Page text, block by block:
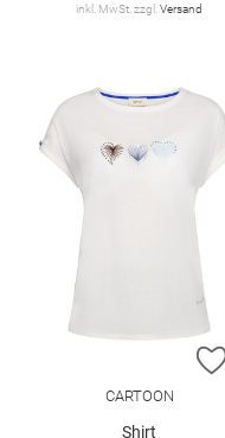
inkl. MwSt. zzgl. Versand
CARTOON
Shirt